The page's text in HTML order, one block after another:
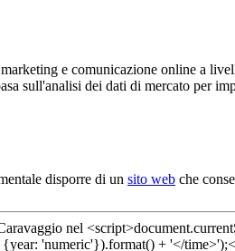
e comunicazione online a
sull'analisi dei dati di mercato per
disporre di un sito web che